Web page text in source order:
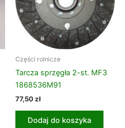
Części rolnicze
Tarcza sprzęgła 2-st. MF3
1868536M91
77,50zł
Dodaj do koszyka